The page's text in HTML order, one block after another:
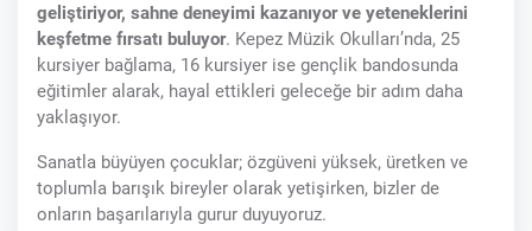
geliştiriyor, sahne deneyimi kazanıyor ve yeteneklerini
keşfetme fırsatı buluyor. Kepez Müzik Okulları’nda, 25
kursiyer bağlama, 16 kursiyer ise gençlik bandosunda
eğitimler alarak, hayal ettikleri geleceğe bir adım daha
yaklaşıyor.
Sanatla büyüyen çocuklar; özgüveni yüksek, üretken ve
toplumla barışık bireyler olarak yetişirken, bizler de
onların başarılarıyla gurur duyuyoruz.